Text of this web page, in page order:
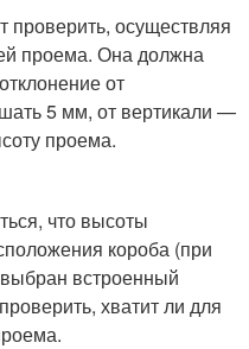
осуществляя
проема. Она должна
от
5 мм, от вертикали —
проема.
что высоты
короба (при
встроенный
хватит ли для